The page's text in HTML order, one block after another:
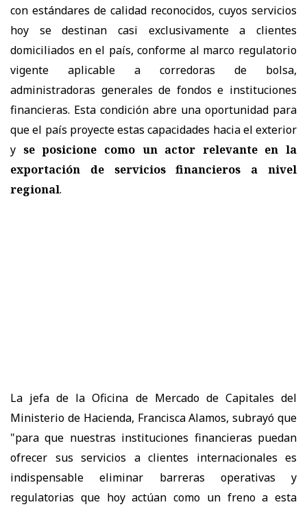
con estándares de calidad reconocidos, cuyos servicios
hoy se destinan casi exclusivamente a clientes
domiciliados en el país, conforme al marco regulatorio
vigente aplicable a corredoras de bolsa,
administradoras generales de fondos e instituciones
financieras. Esta condición abre una oportunidad para
que el país proyecte estas capacidades hacia el exterior
y se posicione como un actor relevante en la
exportación de servicios financieros a nivel
regional.
La jefa de la Oficina de Mercado de Capitales del
Ministerio de Hacienda, Francisca Alamos, subrayó que
"para que nuestras instituciones financieras puedan
ofrecer sus servicios a clientes internacionales es
indispensable eliminar barreras operativas y
regulatorias que hoy actúan como un freno a esta